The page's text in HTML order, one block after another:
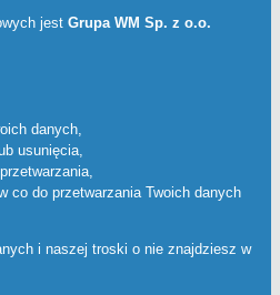
jest Grupa WM Sp. z o.o.
danych,
usunięcia,
co do przetwarzania Twoich danych
i naszej troski o nie znajdziesz w